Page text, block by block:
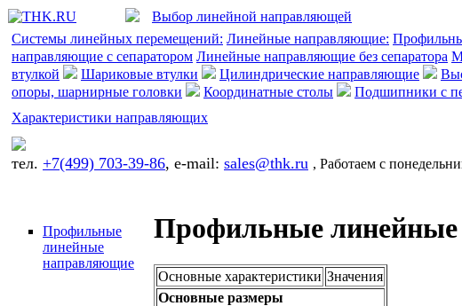
Выбор линейной направляющей
Системы линейных перемещений: Линейные направляющие:
направляющие с сепаратором Линейные направляющие без сепаратора
втулкой
Шариковые втулки Цилиндрические направляющие
опоры, шарнирные головки
Координатные столы Подшипники с
Характеристики направляющих
тел. +7(499) 703-39-86, e-mail: sales@thk.ru , Работаем с
Профильные
линейные
направляющие
Профильные линейные
Основные характеристики Значения
Основные размеры